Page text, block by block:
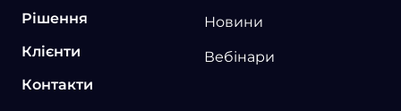
Рішення
Клієнти
Контакти
Новини
Вебінари